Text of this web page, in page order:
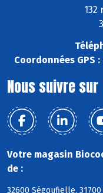
132
Coordonnées GPS :
Nous suivre sur
Votre magasin
de :
32600 Ségoufielle,